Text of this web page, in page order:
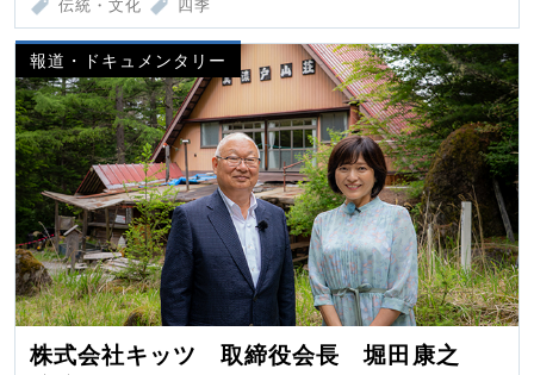
伝統・文化 四季
報道・ドキュメンタリー
株式会社キッツ 取締役会長 堀田康之